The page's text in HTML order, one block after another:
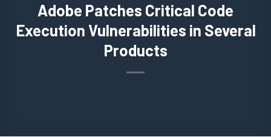
Adobe Patches Critical Code
Execution Vulnerabilities in Several
Products